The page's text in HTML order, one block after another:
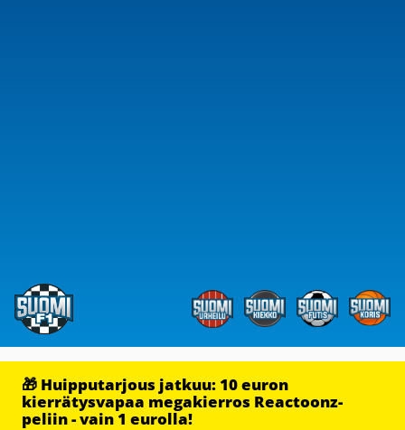
🎁 Huipputarjous jatkuu: 10 euron
kierrätysvapaa megakierros Reactoonz-
peliin - vain 1 eurolla!